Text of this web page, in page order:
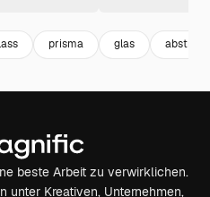
prisma glas
beste Arbeit zu verwirklichen.
unter Kreativen, Unternehmen,